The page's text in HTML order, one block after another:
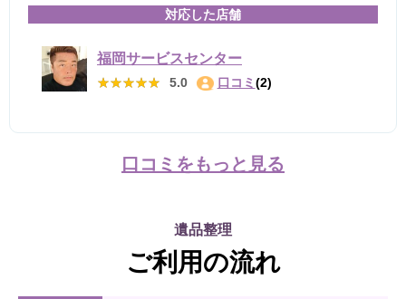
対応した店舗
福岡サービスセンター
★★★★★
★★★★★ 5.0 口コミ (2)
口コミをもっと見る
遺品整理
ご利用の流れ